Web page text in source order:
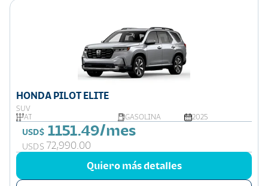
HONDA PILOT ELITE
SUV
AT
GASOLINA 2025
USD$ 1151.49/mes
USD$ 72,990.00
Quiero más detalles